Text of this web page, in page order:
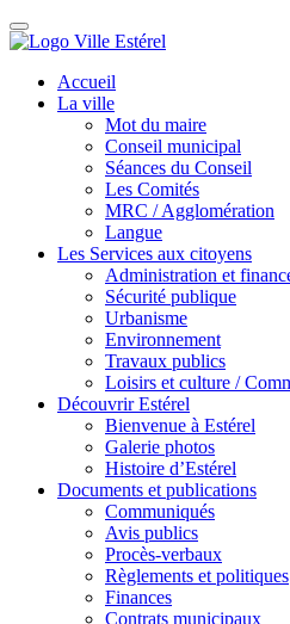
Accueil
La ville
Mot du maire
Conseil municipal
Séances du Conseil
Les Comités
MRC / Agglomération
Langue
Les Services aux citoyens
Administration et
Sécurité publique
Urbanisme
Environnement
Travaux publics
Loisirs et culture /
Découvrir Estérel
Bienvenue à Estérel
Galerie photos
Histoire d’Estérel
Documents et publications
Communiqués
Avis publics
Procès-verbaux
Règlements et politiques
Finances
Contrats municipaux